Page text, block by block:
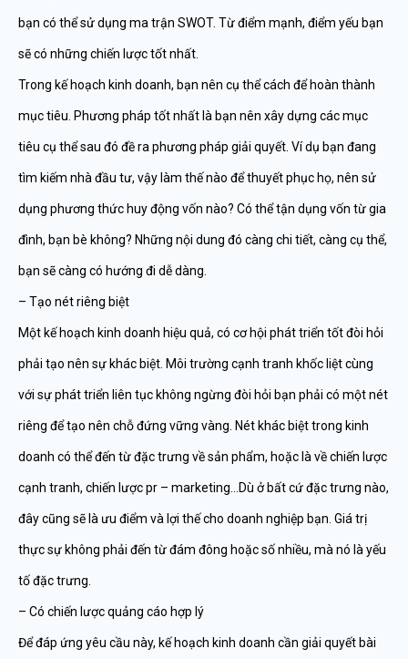
bạn có thể sử dụng ma trận SWOT. Từ điểm mạnh, điểm yếu bạn
sẽ có những chiến lược tốt nhất.
Trong kế hoạch kinh doanh, bạn nên cụ thể cách để hoàn thành
mục tiêu. Phương pháp tốt nhất là bạn nên xây dựng các mục
tiêu cụ thể sau đó đề ra phương pháp giải quyết. Ví dụ bạn đang
tìm kiếm nhà đầu tư, vậy làm thế nào để thuyết phục họ, nên sử
dụng phương thức huy động vốn nào? Có thể tận dụng vốn từ gia
đình, bạn bè không? Những nội dung đó càng chi tiết, càng cụ thể,
bạn sẽ càng có hướng đi dễ dàng.
– Tạo nét riêng biệt
Một kế hoạch kinh doanh hiệu quả, có cơ hội phát triển tốt đòi hỏi
phải tạo nên sự khác biệt. Môi trường cạnh tranh khốc liệt cùng
với sự phát triển liên tục không ngừng đòi hỏi bạn phải có một nét
riêng để tạo nên chỗ đứng vững vàng. Nét khác biệt trong kinh
doanh có thể đến từ đặc trưng về sản phẩm, hoặc là về chiến lược
cạnh tranh, chiến lược pr – marketing…Dù ở bất cứ đặc trưng nào,
đây cũng sẽ là ưu điểm và lợi thế cho doanh nghiệp bạn. Giá trị
thực sự không phải đến từ đám đông hoặc số nhiều, mà nó là yếu
tố đặc trưng.
– Có chiến lược quảng cáo hợp lý
Để đáp ứng yêu cầu này, kế hoạch kinh doanh cần giải quyết bài